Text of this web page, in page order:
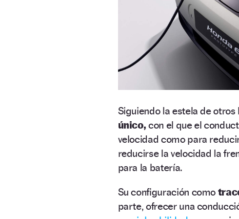
Siguiendo la estela de
único, con el que el
velocidad como para
reducirse la velocidad la
para la batería.
Su configuración como
parte, ofrecer una